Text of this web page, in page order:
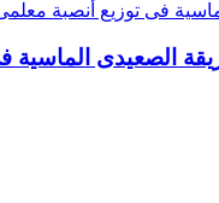
الماسية فى